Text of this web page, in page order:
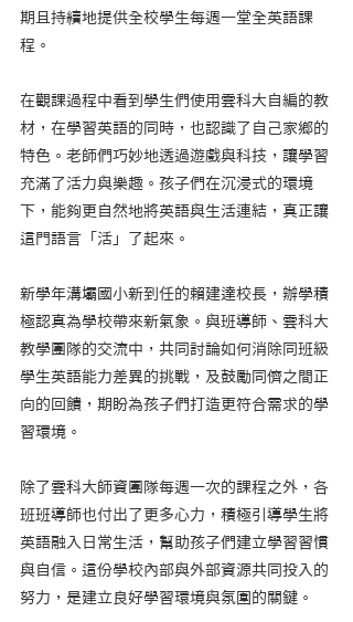
期且持續地提供全校學生每週一堂全英語課
程。
在觀課過程中看到學生們使用雲科大自編的教
材，在學習英語的同時，也認識了自己家鄉的
特色。老師們巧妙地透過遊戲與科技，讓學習
充滿了活力與樂趣。孩子們在沉浸式的環境
下，能夠更自然地將英語與生活連結，真正讓
這門語言「活」了起來。
新學年溝壩國小新到任的賴建達校長，辦學積
極認真為學校帶來新氣象。與班導師、雲科大
教學團隊的交流中，共同討論如何消除同班級
學生英語能力差異的挑戰，及鼓勵同儕之間正
向的回饋，期盼為孩子們打造更符合需求的學
習環境。
除了雲科大師資團隊每週一次的課程之外，各
班班導師也付出了更多心力，積極引導學生將
英語融入日常生活，幫助孩子們建立學習習慣
與自信。這份學校內部與外部資源共同投入的
努力，是建立良好學習環境與氛圍的關鍵。